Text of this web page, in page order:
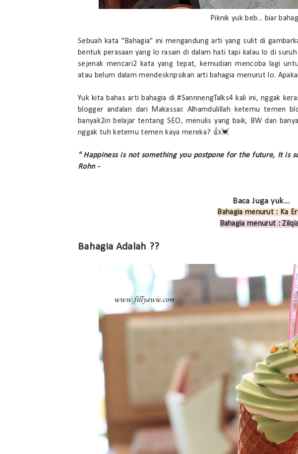
Piknik yuk beb... biar
Sebuah kata "Bahagia" ini mengandung arti yang sulit di
bentuk perasaan yang lo rasain di dalam hati tapi kalau lo di
sejenak mencari2 kata yang tepat, kemudian mencoba lagi
atau belum dalam mendeskripsikan arti bahagia menurut lo.
Yuk kita bahas arti bahagia di #SannnengTalks4 kali ini, nggak
blogger andalan dari Makassar. Alhamdulillah ketemu temen
banyak2in belajar tentang SEO, menulis yang baik, BW dan
nggak tuh ketemu temen kaya mereka? 👍💓
" Happiness is not something you postpone for the future, It is
Rohn -
Baca Juga yuk...
Bahagia menurut : Ka
Bahagia menurut :
Bahagia Adalah ??